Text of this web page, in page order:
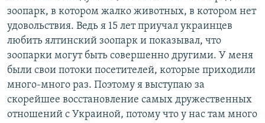
зоопарк, в котором жалко животных, в котором нет
удовольствия. Ведь я 15 лет приучал украинцев
любить ялтинский зоопарк и показывал, что
зоопарки могут быть совершенно другими. У меня
были свои потоки посетителей, которые приходили
много-много раз. Поэтому я выступаю за
скорейшее восстановление самых дружественных
отношений с Украиной, потому что у нас там много